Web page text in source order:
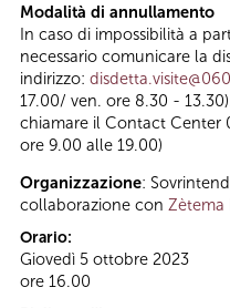
Modalità di annullamento
In caso di impossibilità a
necessario comunicare la
indirizzo:
17.00/ ven. ore 8.30 -
chiamare il Contact
ore 9.00 alle 19.00)
Organizzazione:
collaborazione con Zètema
Orario:
Giovedì 5 ottobre 2023
ore 16.00